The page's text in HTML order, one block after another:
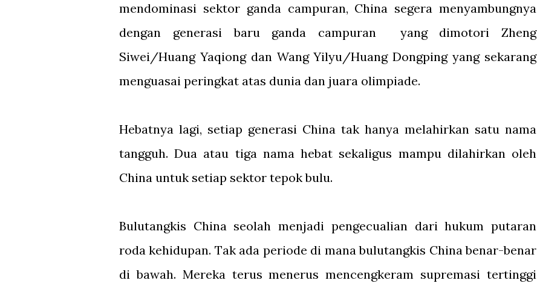
mendominasi sektor ganda campuran, China segera menyambungnya
dengan generasi baru ganda campuran yang dimotori Zheng
Siwei/Huang Yaqiong dan Wang Yilyu/Huang Dongping yang sekarang
menguasai peringkat atas dunia dan juara olimpiade.
Hebatnya lagi, setiap generasi China tak hanya melahirkan satu nama
tangguh. Dua atau tiga nama hebat sekaligus mampu dilahirkan oleh
China untuk setiap sektor tepok bulu.
Bulutangkis China seolah menjadi pengecualian dari hukum putaran
roda kehidupan. Tak ada periode di mana bulutangkis China benar-benar
di bawah. Mereka terus menerus mencengkeram supremasi tertinggi